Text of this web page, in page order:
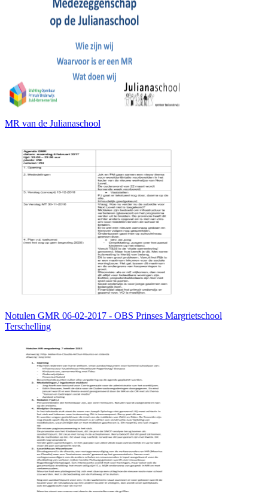
MR van de Julianaschool
Notulen GMR 06-02-2017 - OBS Prinses Margrietschool
Terschelling